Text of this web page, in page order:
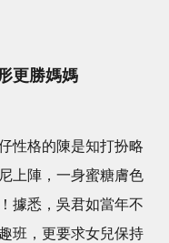
更勝媽媽
性格的陳是知打扮略
上陣，一身蜜糖膚色
據悉，吳君如當年不
班，更要求女兒保持